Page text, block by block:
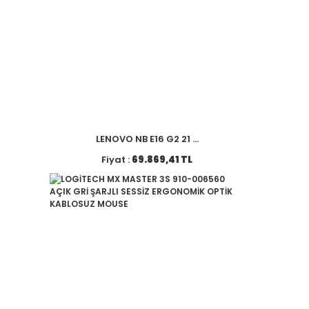
LENOVO NB E16 G2 21 ...
Fiyat : 69.869,41 TL